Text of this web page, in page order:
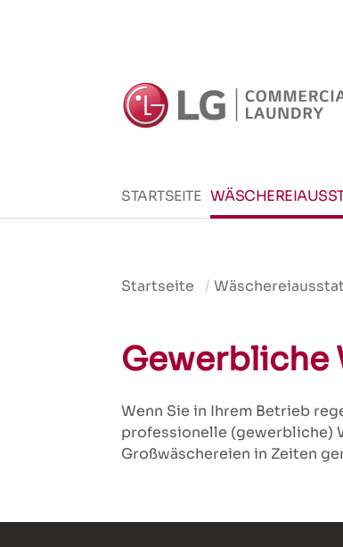
STARTSEITE
Startseite
Gewerbliche
Wenn Sie in Ihrem Betrieb
professionelle (gewerbliche)
Großwäschereien in Zeiten